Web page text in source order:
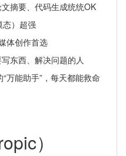
摘要、代码生成统统OK
）超强
体创作首选
东西、解决问题的人
万能助手”，每天都能救命
）